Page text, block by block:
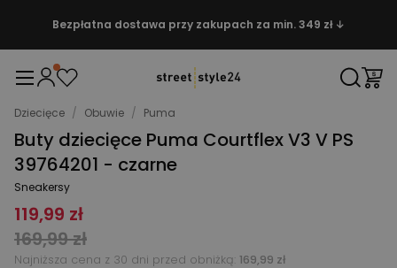
Bezpłatna dostawa przy zakupach za min. 349 zł ↓
Dziecięce / Obuwie / Puma
Buty dziecięce Puma Courtflex V3 V PS
39764201 - czarne
Sneakersy
119,99 zł
169,99 zł
Najniższa cena z 30 dni przed obniżką: 169,99 zł